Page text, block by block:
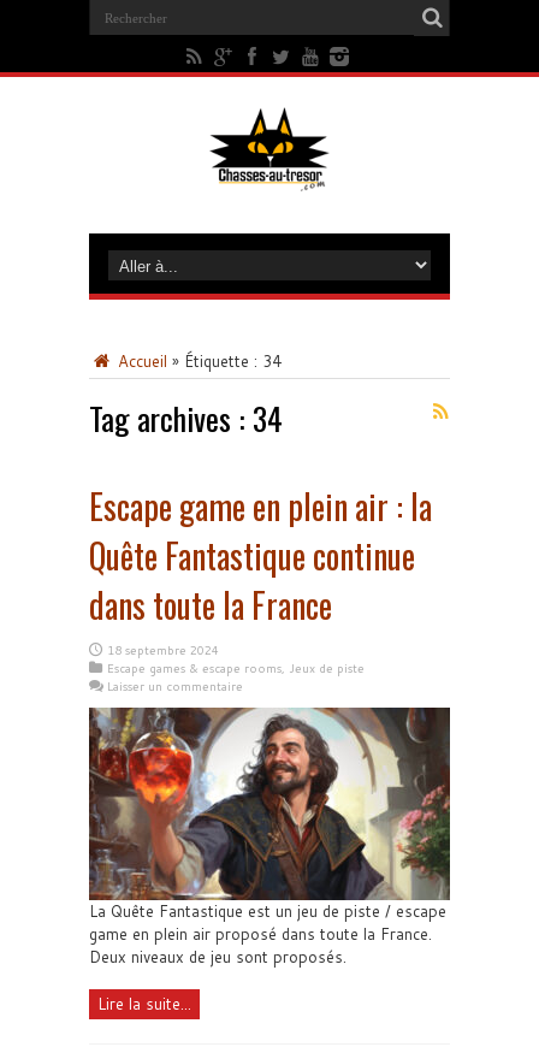
Accueil » Étiquette : 34
Tag archives : 34
Escape game en plein air : la
Quête Fantastique continue
dans toute la France
18 septembre 2024
Escape games & escape rooms, Jeux de piste
Laisser un commentaire
La Quête Fantastique est un jeu de piste / escape
game en plein air proposé dans toute la France.
Deux niveaux de jeu sont proposés.
Lire la suite...